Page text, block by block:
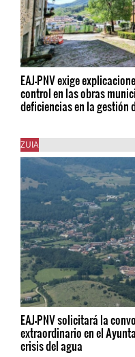
EAJ-PNV exige
control en las obras
deficiencias en la gestión
ZUIA
EAJ-PNV solicitará la
extraordinario en el
crisis del agua